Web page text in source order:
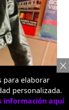
para elaborar
personalizada.
información aquí